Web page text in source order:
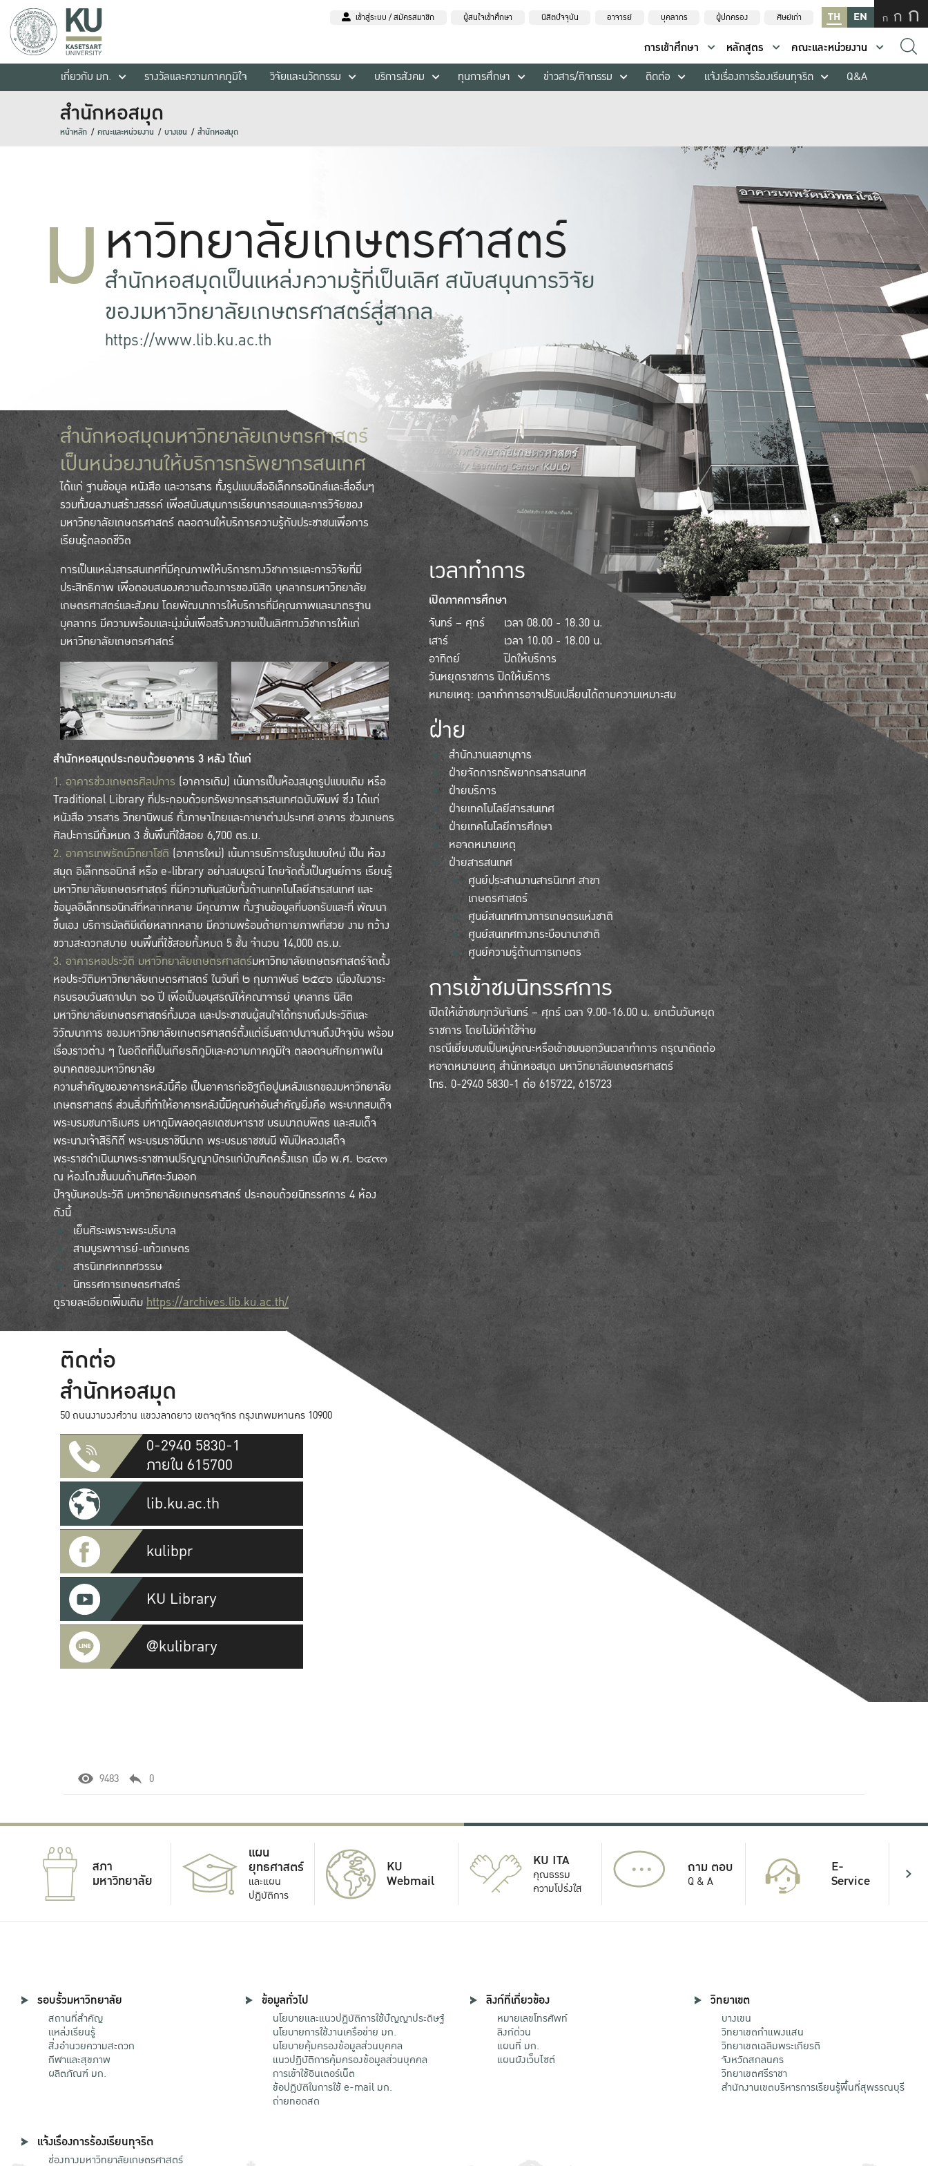
เข้าสู่ระบบ / สมัครสมาชิก ผู้สนใจเข้าศึกษา นิสิตปัจจุบัน อาจารย์ บุคลากร ผู้ปกครอง ศิษย์เก่า TH EN ก ก ก
การเข้าศึกษา หลักสูตร
คณะและหน่วยงาน
เกี่ยวกับ มก.
รางวัลและความภาคภูมิใจ วิจัยและนวัตกรรม บริการสังคม ทุนการศึกษา ข่าวสาร/กิจกรรม ติดต่อ แจ้งเรื่องการร้องเรียนทุจริต Q&A
สำนักหอสมุด
หน้าหลัก คณะและหน่วยงาน บางเขน สำนักหอสมุด
มหาวิทยาลัยเกษตรศาสตร์
สำนักหอสมุดเป็นแหล่งความรู้ที่เป็นเลิศ สนับสนุนการวิจัย
ของมหาวิทยาลัยเกษตรศาสตร์สู่สากล
https://www.lib.ku.ac.th
สำนักหอสมุดมหาวิทยาลัยเกษตรศาสตร์
เป็นหน่วยงานให้บริการทรัพยากรสนเทศ
ได้แก่ ฐานข้อมูล หนังสือ และวารสาร ทั้งรูปแบบสื่ออิเล็กทรอนิกส์และสื่ออื่นๆ
รวมทั้งผลงานสร้างสรรค์ เพื่อสนับสนุนการเรียนการสอนและการวิจัยของ
มหาวิทยาลัยเกษตรศาสตร์ ตลอดจนให้บริการความรู้กับประชาชนเพื่อการ
เรียนรู้ตลอดชีวิต
การเป็นแหล่งสารสนเทศที่มีคุณภาพให้บริการทางวิชาการและการวิจัยที่มี
ประสิทธิภาพ เพื่อตอบสนองความต้องการของนิสิต บุคลากรมหาวิทยาลัย
เกษตรศาสตร์และสังคม โดยพัฒนาการให้บริการที่มีคุณภาพและมาตรฐาน
บุคลากร มีความพร้อมและมุ่งมั่นเพื่อสร้างความเป็นเลิศทางวิชาการให้แก่
มหาวิทยาลัยเกษตรศาสตร์
สำนักหอสมุดประกอบด้วยอาคาร 3 หลัง ได้แก่
1. อาคารช่วงเกษตรศิลปการ (อาคารเดิม) เน้นการเป็นห้องสมุดรูปแบบเดิม หรือ
Traditional Library ที่ประกอบด้วยทรัพยากรสารสนเทศฉบับพิมพ์ ซึ่ง ได้แก่
หนังสือ วารสาร วิทยานิพนธ์ ทั้งภาษาไทยและภาษาต่างประเทศ อาคาร ช่วงเกษตร
ศิลปะการมีทั้งหมด 3 ชั้นพื้นที่ใช้สอย 6,700 ตร.ม.
2. อาคารเทพรัตน์วิทยาโชติ (อาคารใหม่) เน้นการบริการในรูปแบบใหม่ เป็น ห้อง
สมุด อิเล็กทรอนิกส์ หรือ e-library อย่างสมบูรณ์ โดยจัดตั้งเป็นศูนย์การ เรียนรู้
มหาวิทยาลัยเกษตรศาสตร์ ที่มีความทันสมัยทั้งด้านเทคโนโลยีสารสนเทศ และ
ข้อมูลอิเล็กทรอนิกส์ที่หลากหลาย มีคุณภาพ ทั้งฐานข้อมูลที่บอกรับและที่ พัฒนา
ขึ้นเอง บริการมัลติมีเดียหลากหลาย มีความพร้อมด้ายกายภาพที่สวย งาม กว้าง
ขวางสะดวกสบาย บนพื้นที่ใช้สอยทั้งหมด 5 ชั้น จำนวน 14,000 ตร.ม.
3. อาคารหอประวัติ มหาวิทยาลัยเกษตรศาสตร์มหาวิทยาลัยเกษตรศาสตร์จัดตั้ง
หอประวัติมหาวิทยาลัยเกษตรศาสตร์ ในวันที่ ๒ กุมภาพันธ์ ๒๕๔๖ เนื่องในวาระ
ครบรอบวันสถาปนา ๖๐ ปี เพื่อเป็นอนุสรณ์ให้คณาจารย์ บุคลากร นิสิต
มหาวิทยาลัยเกษตรศาสตร์ทั้งมวล และประชาชนผู้สนใจได้ทราบถึงประวัติและ
วิวัฒนาการ ของมหาวิทยาลัยเกษตรศาสตร์ตั้งแต่เริ่มสถาปนาจนถึงปัจจุบัน พร้อม
เรื่องราวต่าง ๆ ในอดีตที่เป็นเกียรติภูมิและความภาคภูมิใจ ตลอดจนศักยภาพใน
อนาคตของมหาวิทยาลัย
ความสำคัญของอาคารหลังนี้คือ เป็นอาคารก่ออิฐถือปูนหลังแรกของมหาวิทยาลัย
เกษตรศาสตร์ ส่วนสิ่งที่ทำให้อาคารหลังนี้มีคุณค่าอันสำคัญยิ่งคือ พระบาทสมเด็จ
พระบรมชนกาธิเบศร มหาภูมิพลอดุลยเดชมหาราช บรมนาถบพิตร และสมเด็จ
พระนางเจ้าสิริกิติ์ พระบรมราชินีนาถ พระบรมราชชนนี พันปีหลวงเสด็จ
พระราชดำเนินมาพระราชทานปริญญาบัตรแก่บัณฑิตครั้งแรก เมื่อ พ.ศ. ๒๔๙๓
ณ ห้องโถงชั้นบนด้านทิศตะวันออก
ปัจจุบันหอประวัติ มหาวิทยาลัยเกษตรศาสตร์ ประกอบด้วยนิทรรศการ 4 ห้อง
ดังนี้
เย็นศิระเพราะพระบริบาล
สามบูรพาจารย์-แก้วเกษตร
สารนิเทศหกทศวรรษ
นิทรรศการเกษตรศาสตร์
ดูรายละเอียดเพิ่มเติมhttps://archives.lib.ku.ac.th/
เวลาทำการ
เปิดภาคการศึกษา
จันทร์ – ศุกร์
เวลา 08.00 - 18.30 น.
เสาร์
เวลา 10.00 - 18.00 น.
อาทิตย์
ปิดให้บริการ
วันหยุดราชการ ปิดให้บริการ
หมายเหตุ: เวลาทำการอาจปรับเปลี่ยนได้ตามความเหมาะสม
ฝ่าย
สำนักงานเลขานุการ
ฝ่ายจัดการทรัพยากรสารสนเทศ
ฝ่ายบริการ
ฝ่ายเทคโนโลยีสารสนเทศ
ฝ่ายเทคโนโลยีการศึกษา
หอจดหมายเหตุ
ฝ่ายสารสนเทศ
ศูนย์ประสานงานสารนิเทศ สาขา
เกษตรศาสตร์
ศูนย์สนเทศทางการเกษตรแห่งชาติ
ศูนย์สนเทศทางกระบือนานาชาติ
ศูนย์ความรู้ด้านการเกษตร
การเข้าชมนิทรรศการ
เปิดให้เข้าชมทุกวันจันทร์ – ศุกร์ เวลา 9.00-16.00 น. ยกเว้นวันหยุด
ราชการ โดยไม่มีค่าใช้จ่าย
กรณีเยี่ยมชมเป็นหมู่คณะหรือเข้าชมนอกวันเวลาทำการ กรุณาติดต่อ
หอจดหมายเหตุ สำนักหอสมุด มหาวิทยาลัยเกษตรศาสตร์
โทร. 0-2940 5830-1 ต่อ 615722, 615723
ติดต่อ
สำนักหอสมุด
50 ถนนงามวงศ์วาน แขวงลาดยาว เขตจตุจักร กรุงเทพมหานคร 10900
0-2940 5830-1
ภายใน 615700
lib.ku.ac.th
kulibpr
KU Library
@kulibrary
9483 0
สภา
มหาวิทยาลัย
แผน
ยุทธศาสตร์
และแผน
ปฏิบัติการ
KU
Webmail
KU ITA
คุณธรรม
ความโปร่งใส
... ถาม ตอบ
Q & A
E-
Service
รอบรั้วมหาวิทยาลัย
สถานที่สำคัญ
แหล่งเรียนรู้
สิ่งอำนวยความสะดวก
กีฬาและสุขภาพ
ผลิตภัณฑ์ มก.
ข้อมูลทั่วไป
นโยบายและแนวปฏิบัติการใช้ปัญญาประดิษฐ์
นโยบายการใช้งานเครือข่าย มก.
นโยบายคุ้มครองข้อมูลส่วนบุคคล
แนวปฏิบัติการคุ้มครองข้อมูลส่วนบุคคล
การเข้าใช้อินเตอร์เน็ต
ข้อปฏิบัติในการใช้ e-mail มก.
ถ่ายทอดสด
ลิงก์ที่เกี่ยวข้อง
หมายเลขโทรศัพท์
ลิงก์ด่วน
แผนที่ มก.
แผนผังเว็บไซต์
วิทยาเขต
บางเขน
วิทยาเขตกําแพงแสน
วิทยาเขตเฉลิมพระเกียรติ
จังหวัดสกลนคร
วิทยาเขตศรีราชา
สำนักงานเขตบริหารการเรียนรู้พื้นที่สุพรรณบุรี
แจ้งเรื่องการร้องเรียนทุจริต
ช่องทางมหาวิทยาลัยเกษตรศาสตร์